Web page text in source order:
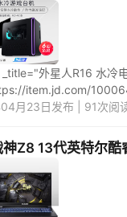
外星人R16 水冷
item.jd.com/
月23日发布 | 91次阅
神Z8 13代英特尔